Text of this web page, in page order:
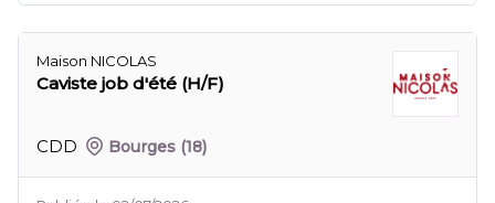
Maison NICOLAS
Caviste job d'été (H/F)
CDD Bourges (18)